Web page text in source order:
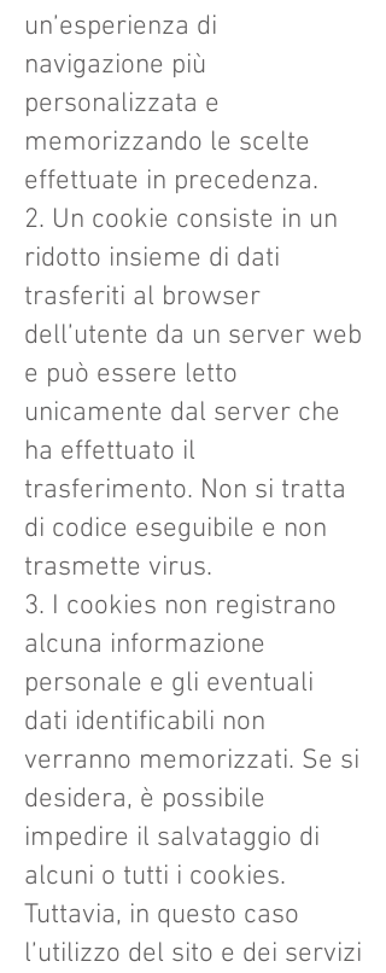
un’esperienza di
navigazione più
personalizzata e
memorizzando le scelte
effettuate in precedenza.
2. Un cookie consiste in un
ridotto insieme di dati
trasferiti al browser
dell’utente da un server web
e può essere letto
unicamente dal server che
ha effettuato il
trasferimento. Non si tratta
di codice eseguibile e non
trasmette virus.
3. I cookies non registrano
alcuna informazione
personale e gli eventuali
dati identificabili non
verranno memorizzati. Se si
desidera, è possibile
impedire il salvataggio di
alcuni o tutti i cookies.
Tuttavia, in questo caso
l’utilizzo del sito e dei servizi